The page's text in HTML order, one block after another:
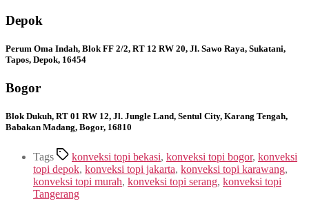
Depok
Perum Oma Indah, Blok FF 2/2, RT 12 RW 20, Jl. Sawo Raya, Sukatani,
Tapos, Depok, 16454
Bogor
Blok Dukuh, RT 01 RW 12, Jl. Jungle Land, Sentul City, Karang Tengah,
Babakan Madang, Bogor, 16810
Tags konveksi topi bekasi, konveksi topi bogor, konveksi
topi depok, konveksi topi jakarta, konveksi topi karawang,
konveksi topi murah, konveksi topi serang, konveksi topi
Tangerang